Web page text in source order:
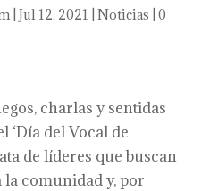
| Jul 12, 2021 Noticias 0
charlas y sentidas
‘Día del Vocal de
de líderes que buscan
comunidad y, por